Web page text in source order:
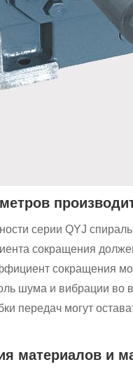
серии QYJ
сокращения
сокращения
шума и вибрации
передач могут
материалов и